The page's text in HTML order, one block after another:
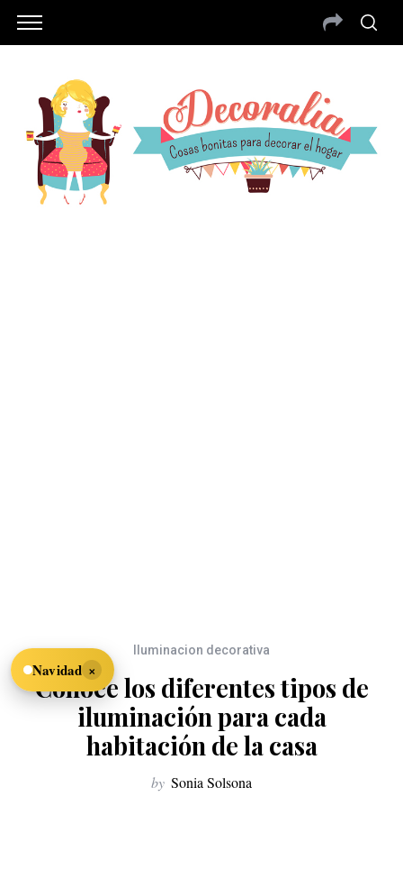
Iluminacion decorativa
Conoce los diferentes tipos de
iluminación para cada
habitación de la casa
by Sonia Solsona
Navidad ×